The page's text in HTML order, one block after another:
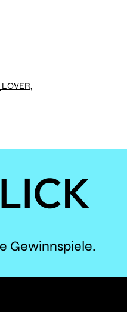
,
Gewinnspiele.